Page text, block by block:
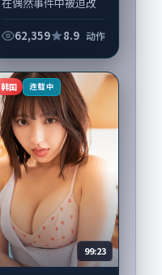
动作类型元素服务于
叙事，沈腾、裴斗娜
的...
62,359 8.9 动作
韩国 连载中
99:23